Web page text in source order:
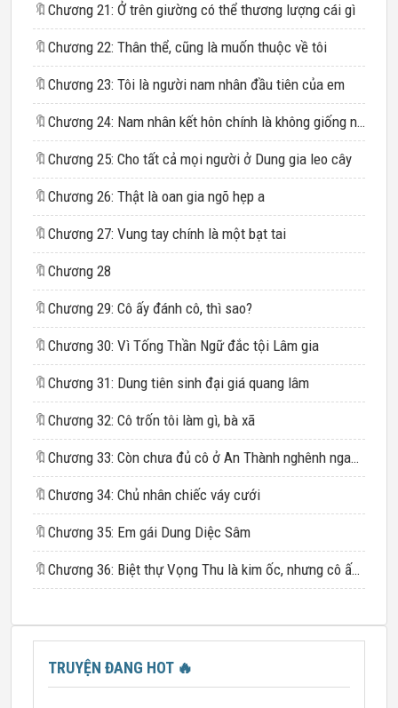
🔖 Chương 21: Ở trên giường có thể thương lượng cái gì
🔖 Chương 22: Thân thể, cũng là muốn thuộc về tôi
🔖 Chương 23: Tôi là người nam nhân đầu tiên của em
🔖 Chương 24: Nam nhân kết hôn chính là không giống nhau
🔖 Chương 25: Cho tất cả mọi người ở Dung gia leo cây
🔖 Chương 26: Thật là oan gia ngõ hẹp a
🔖 Chương 27: Vung tay chính là một bạt tai
🔖 Chương 28
🔖 Chương 29: Cô ấy đánh cô, thì sao?
🔖 Chương 30: Vì Tống Thần Ngữ đắc tội Lâm gia
🔖 Chương 31: Dung tiên sinh đại giá quang lâm
🔖 Chương 32: Cô trốn tôi làm gì, bà xã
🔖 Chương 33: Còn chưa đủ cô ở An Thành nghênh ngang mà đi sao
🔖 Chương 34: Chủ nhân chiếc váy cưới
🔖 Chương 35: Em gái Dung Diệc Sâm
🔖 Chương 36: Biệt thự Vọng Thu là kim ốc, nhưng cô ấy không kiều
TRUYỆN ĐANG HOT 🔥